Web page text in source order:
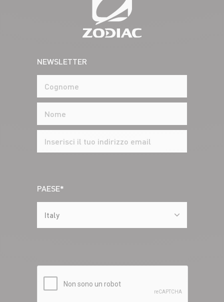
NEWSLETTER
PAESE*
Italy